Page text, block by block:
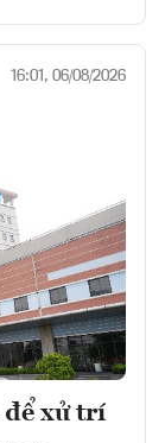
16:01, 06/08/2026
để xử trí